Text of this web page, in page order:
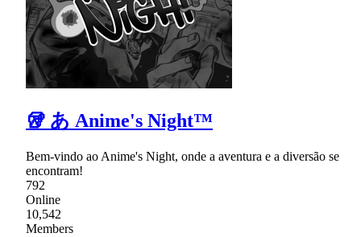
🥡 あ Anime's Night™
Bem-vindo ao Anime's Night, onde a aventura e a diversão se
encontram!
792
Online
10,542
Members